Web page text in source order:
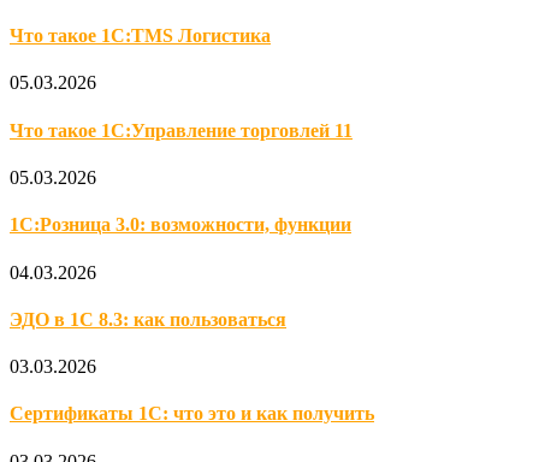
Что такое 1С:TMS Логистика
05.03.2026
Что такое 1С:Управление торговлей 11
05.03.2026
1С:Розница 3.0: возможности, функции
04.03.2026
ЭДО в 1С 8.3: как пользоваться
03.03.2026
Сертификаты 1С: что это и как получить